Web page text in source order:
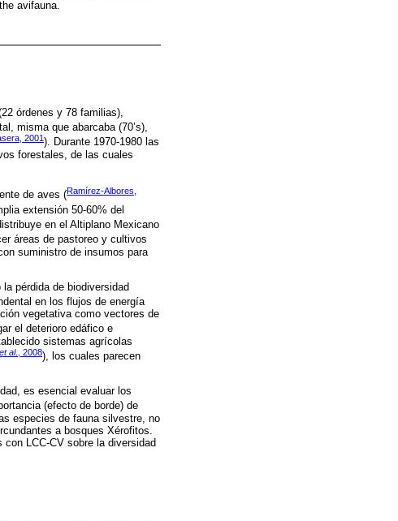
avifauna.
órdenes y 78 familias),
misma que abarcaba (70’s),
2001 ). Durante 1970-1980 las
forestales, de las cuales
de aves (Ramírez-Albores,
extensión 50-60% del
en el Altiplano Mexicano
áreas de pastoreo y cultivos
suministro de insumos para
pérdida de biodiversidad
en los flujos de energía
vegetativa como vectores de
el deterioro edáfico e
sistemas agrícolas
et al., 2008), los cuales parecen
es esencial evaluar los
(efecto de borde) de
especies de fauna silvestre, no
a bosques Xérofitos.
LCC-CV sobre la diversidad